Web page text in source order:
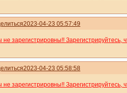
2023-04-23 05:57:49
не зарегистрировны!! Зарегистрируйтесь,
2023-04-23 05:58:58
не зарегистрировны!! Зарегистрируйтесь,